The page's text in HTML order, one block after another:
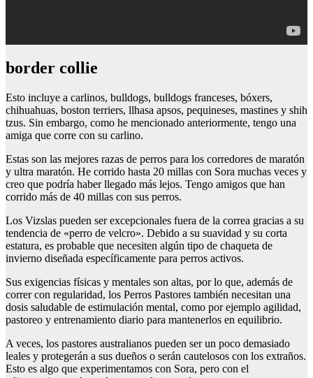
border collie
Esto incluye a carlinos, bulldogs, bulldogs franceses, bóxers,
chihuahuas, boston terriers, llhasa apsos, pequineses, mastines y shih
tzus. Sin embargo, como he mencionado anteriormente, tengo una
amiga que corre con su carlino.
Estas son las mejores razas de perros para los corredores de maratón
y ultra maratón. He corrido hasta 20 millas con Sora muchas veces y
creo que podría haber llegado más lejos. Tengo amigos que han
corrido más de 40 millas con sus perros.
Los Vizslas pueden ser excepcionales fuera de la correa gracias a su
tendencia de «perro de velcro». Debido a su suavidad y su corta
estatura, es probable que necesiten algún tipo de chaqueta de
invierno diseñada específicamente para perros activos.
Sus exigencias físicas y mentales son altas, por lo que, además de
correr con regularidad, los Perros Pastores también necesitan una
dosis saludable de estimulación mental, como por ejemplo agilidad,
pastoreo y entrenamiento diario para mantenerlos en equilibrio.
A veces, los pastores australianos pueden ser un poco demasiado
leales y protegerán a sus dueños o serán cautelosos con los extraños.
Esto es algo que experimentamos con Sora, pero con el